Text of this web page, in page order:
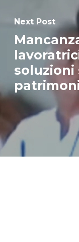
Next Post
soluzioni